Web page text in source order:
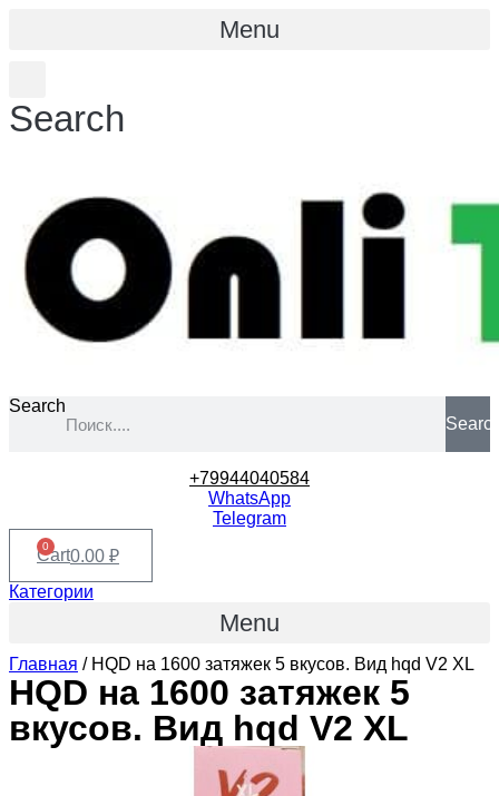
Menu
Search
Search
+79944040584
WhatsApp
Telegram
0.00 ₽
0
Cart
Категории
Menu
Главная / HQD на 1600 затяжек 5 вкусов. Вид hqd V2 XL
HQD на 1600 затяжек 5
вкусов. Вид hqd V2 XL